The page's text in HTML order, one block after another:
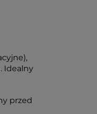
Idealny
przed